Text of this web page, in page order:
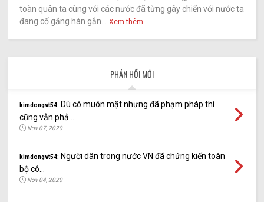
toàn quân ta cùng với các nước đã từng gây chiến với nước ta
đang cố gắng hàn gắn...
Xem thêm
PHẢN HỒI MỚI
kimdongvt54: Dù có muôn mặt nhưng đã phạm pháp thì
cũng vẫn phả...
Nov 07, 2020
kimdongvt54: Người dân trong nước VN đã chứng kiến toàn
bộ cô...
Nov 04, 2020